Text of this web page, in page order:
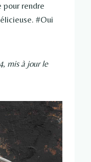
pour rendre
#Oui
mis à jour le